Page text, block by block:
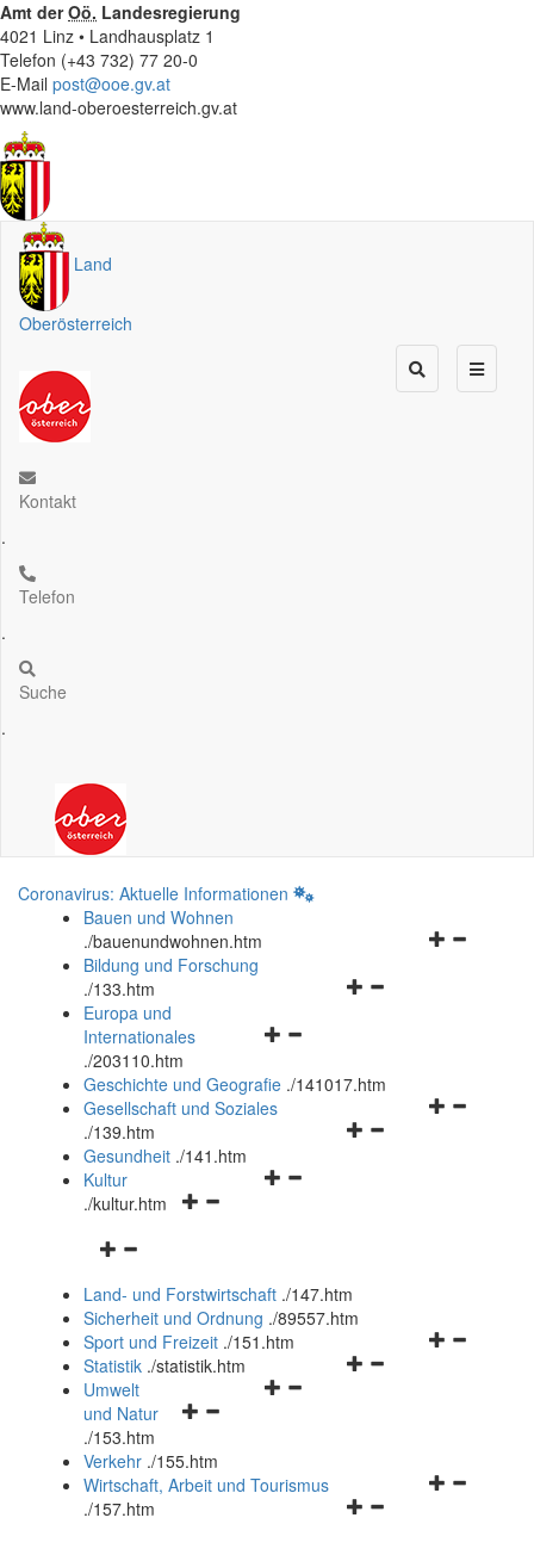
Amt derOö. Landesregierung
4021 Linz • Landhausplatz 1
Telefon (+43 732) 77 20-0
E-Mail post@ooe.gv.at
www.land-oberoesterreich.gv.at
Land
Oberösterreich
Kontakt
.
Telefon
.
Suche
.
Coronavirus: Aktuelle Informationen
Bauen und Wohnen
./bauenundwohnen.htm
Navigationsmenü
Bildung und Forschung
./133.htm
Navigationsmenü
und
schließen
Europa und
Internationales
./203110.htm
Geschichte und Geografie ./141017.htm
Navigationsmenü
Gesellschaft und Soziales
./139.htm
Navigationsmenü
Gesundheit ./141.htm
Navigationsmenü
Kultur
./kultur.htm
Navigationsmenü
und
schließen
Land- und Forstwirtschaft ./147.htm
Sicherheit und Ordnung ./89557.htm
Navigationsmenü
Sport und Freizeit ./151.htm
Navigationsmenü
Statistik ./statistik.htm
Navigationsmenü
und
schließen
Umwelt
und Natur
./153.htm
Verkehr ./155.htm
Navigationsmenü
Wirtschaft, Arbeit und Tourismus
./157.htm